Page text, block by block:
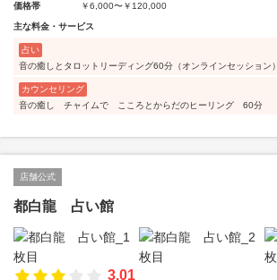
価格帯
￥6,000〜￥120,000
主な料金・サービス
占い
音の癒しとタロットリーディング60分（オンラインセッション）
カウンセリング
音の癒し チャイムで こころとからだのヒーリング 60分
店舗公式
都白龍 占い館
3.01